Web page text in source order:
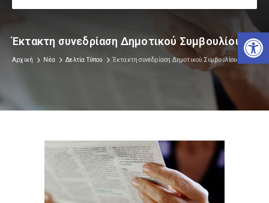
Έκτακτη συνεδρίαση Δημοτικού Συμβουλίου
Αρχική Νέα Δελτία Τύπου Έκτακτη συνεδρίαση Δημοτικού Συμβουλίου